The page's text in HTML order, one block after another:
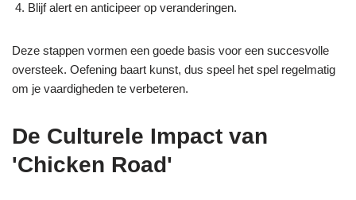
Blijf alert en anticipeer op veranderingen.
Deze stappen vormen een goede basis voor een succesvolle
oversteek. Oefening baart kunst, dus speel het spel regelmatig
om je vaardigheden te verbeteren.
De Culturele Impact van
'Chicken Road'